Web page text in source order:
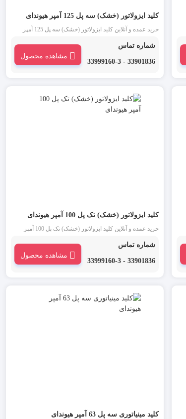
کلید ایزولاتور (خشک) سه پل 125 آمپر هیوندای
خرید عمده و آنلاین کلید ایزولاتور (خشک) سه پل 125 آمپر
مینیاتوری است که به عنوان یک جداکننده بین میناتوری و بار
مورد استفاده قرار می گیرد. این محصول در بازار لاله
زار ایزولاتور سوئیچ یا کلید جداکننده نیز نامیده می شود.
شماره تماس
33901836 - 33999160-3
مشاهده محصول
کلید ایزولاتور (خشک) تک پل 100 آمپر هیوندای
خرید عمده و آنلاین کلید ایزولاتور (خشک) تک پل 100 آمپر
مینیاتوری است که به عنوان یک جداکننده بین میناتوری و بار
مورد استفاده قرار می گیرد. این محصول در بازار لاله
زار ایزولاتور سوئیچ یا کلید جداکننده نیز نامیده می شود.
شماره تماس
33901836 - 33999160-3
مشاهده محصول
کلید مینیاتوری سه پل 63 آمپر هیوندای